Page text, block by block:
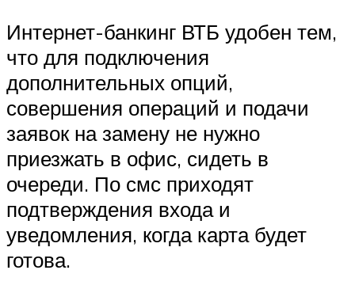
Интернет-банкинг ВТБ удобен тем,
что для подключения
дополнительных опций,
совершения операций и подачи
заявок на замену не нужно
приезжать в офис, сидеть в
очереди. По смс приходят
подтверждения входа и
уведомления, когда карта будет
готова.